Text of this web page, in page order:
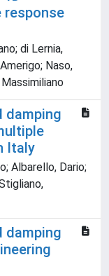
response
di Lernia,
Naso,
damping
Italy
Albarello, Dario;
damping